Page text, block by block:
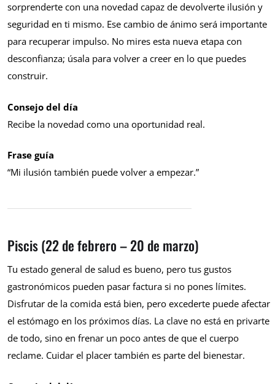
sorprenderte con una novedad capaz de devolverte ilusión y
seguridad en ti mismo. Ese cambio de ánimo será importante
para recuperar impulso. No mires esta nueva etapa con
desconfianza; úsala para volver a creer en lo que puedes
construir.
Consejo del día
Recibe la novedad como una oportunidad real.
Frase guía
“Mi ilusión también puede volver a empezar.”
Piscis (22 de febrero – 20 de marzo)
Tu estado general de salud es bueno, pero tus gustos
gastronómicos pueden pasar factura si no pones límites.
Disfrutar de la comida está bien, pero excederte puede afectar
el estómago en los próximos días. La clave no está en privarte
de todo, sino en frenar un poco antes de que el cuerpo
reclame. Cuidar el placer también es parte del bienestar.